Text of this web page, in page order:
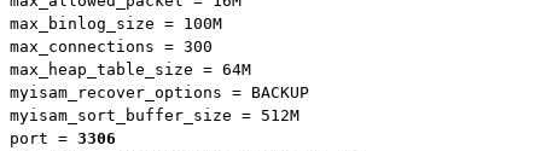
max_binlog_size = 100M
max_connections = 300
max_heap_table_size = 64M
myisam_recover_options = BACKUP
myisam_sort_buffer_size = 512M
port = 3306